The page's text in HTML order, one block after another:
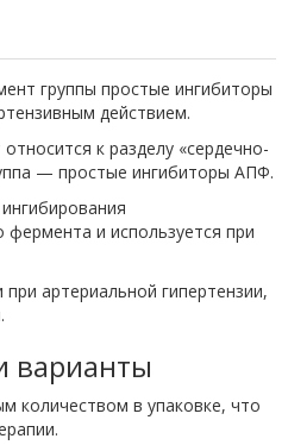
группы простые ингибиторы
действием.
к разделу «сердечно-
— простые ингибиторы АПФ.
и используется при
артериальной гипертензии,
варианты
количеством в упаковке, что